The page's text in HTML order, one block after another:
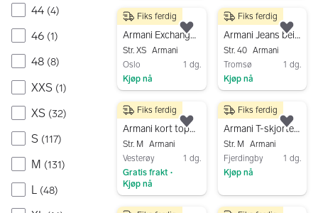
44 (4)
46 (1)
48 (8)
XXS (1)
XS (32)
S (117)
M (131)
L (48)
350 kr
Armani Exchange kåpe
Str. XS Armani
Oslo
1 dg.
Kjøp nå
Fiks ferdig
Legg til som favoritt.
500 kr
Armani Jeans beige kåpe str 40
Str. 40 Armani
Tromsø
1 dg.
Kjøp nå
Fiks ferdig
75 kr
Armani kort topp str M
Str. M
Armani
Vesterøy
1 dg.
Gratis frakt •
Kjøp nå
Fiks ferdig
Legg til som favoritt.
230 kr
Armani T-skjorte M flerfarget dame
Str. M
Armani
Fjerdingby
1 dg.
Kjøp nå
Fiks ferdig
Gå til annonsen